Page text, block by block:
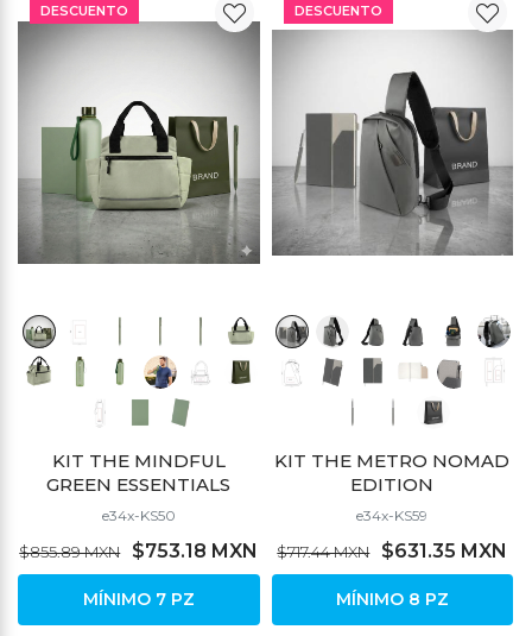
DESCUENTO
KIT THE MINDFUL
GREEN ESSENTIALS
e34x-KS50
$855.89 MXN $753.18 MXN
MÍNIMO 7 PZ
DESCUENTO
KIT THE METRO NOMAD
EDITION
e34x-KS59
$717.44 MXN $631.35 MXN
MÍNIMO 8 PZ